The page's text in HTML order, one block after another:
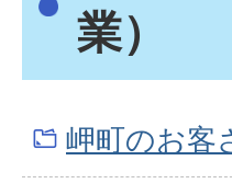
業）
岬町のお客